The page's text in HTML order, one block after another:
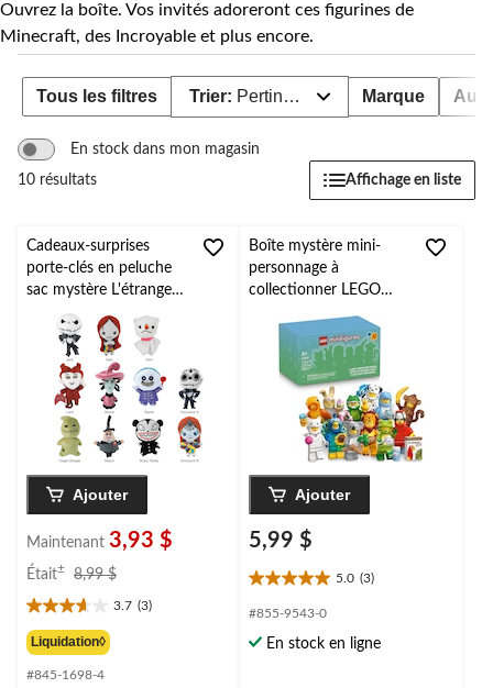
Ouvrez la boîte. Vos invités adoreront ces figurines de
Minecraft, des Incroyable et plus encore.
Tous les filtres Trier: Pertinence Marque
En stock dans mon magasin
10 résultats
Affichage en liste
Cadeaux-surprises
porte-clés en peluche
sac mystère L'étrange
Noël de Monsieur Jack
Skellington/Sally/Zéro,
multicolore, 5 po, pour
l'Halloween
Ajouter
Maintenant 3,93 $
Était± 8,99 $
8,99 $
3.7 (3)
3.7
étoile(s)
sur
5.
Liquidation◊
#845-1698-4
Boîte mystère mini-
personnage à
collectionner LEGO
minifigures, Animaux
série 28, 71051, 5 ans
et plus, choix varié
Ajouter
5,99 $
5.0 (3)
5.0
étoile(s)
5.
#855-9543-0
En stock en ligne